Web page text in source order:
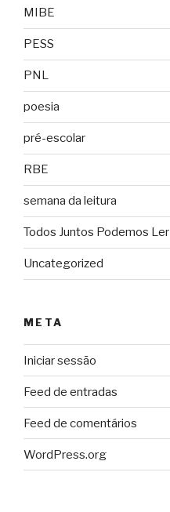
MIBE
PESS
PNL
poesia
pré-escolar
RBE
semana da leitura
Todos Juntos Podemos Ler
Uncategorized
META
Iniciar sessão
Feed de entradas
Feed de comentários
WordPress.org